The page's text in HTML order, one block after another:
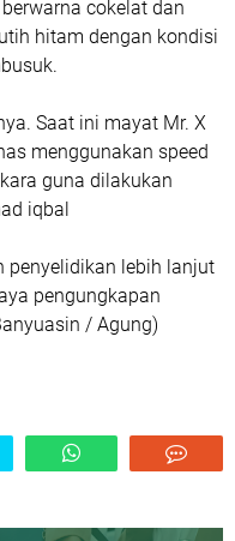
cokelat dan
hitam dengan kondisi
Saat ini mayat Mr. X
menggunakan speed
guna dilakukan
iqbal
penyelidikan lebih lanjut
pengungkapan
/ Agung)